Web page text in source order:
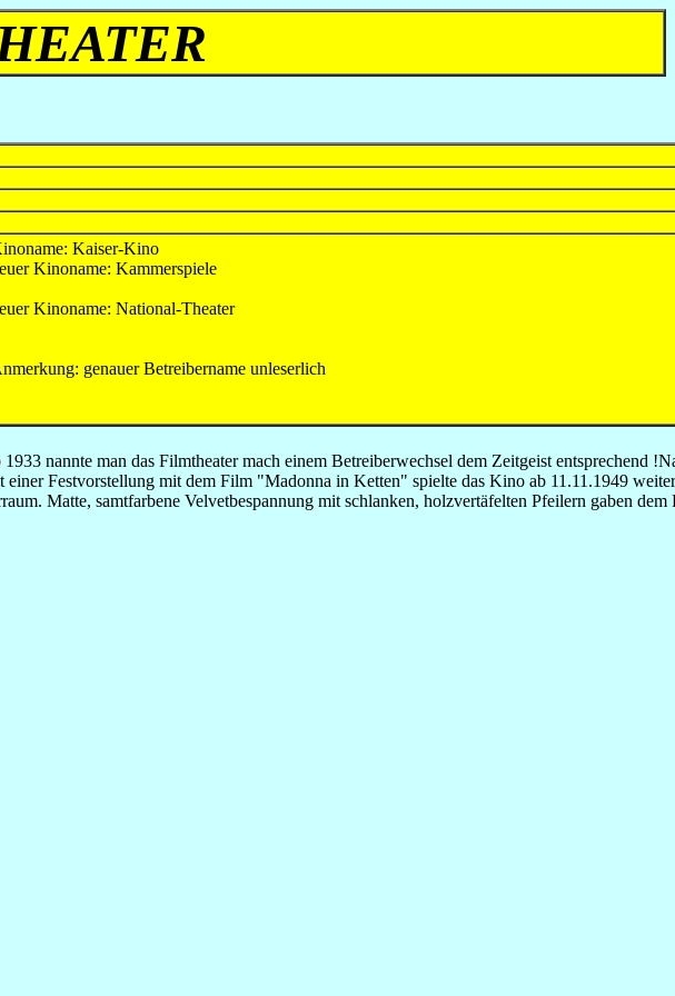
Kaiser-Kino
Kinoname: Kammerspiele
Kinoname: National-Theater
genauer Betreibername unleserlich
nannte man das Filmtheater mach einem Betreiberwechsel dem Zeitgeist entsprechend
Festvorstellung mit dem Film "Madonna in Ketten" spielte das Kino ab 11.11.1949
Matte, samtfarbene Velvetbespannung mit schlanken, holzvertäfelten Pfeilern gaben